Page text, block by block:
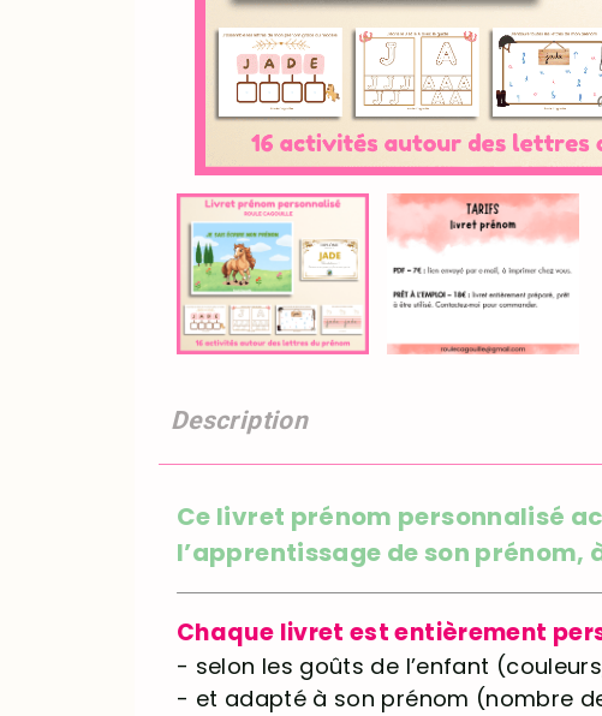
Description
Ce livret prénom personnalisé
l’apprentissage de son
Chaque livret est entièrement
- selon les goûts de l’enfant
- et adapté à son prénom (nombre